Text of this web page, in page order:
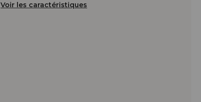
Voir les caractéristiques